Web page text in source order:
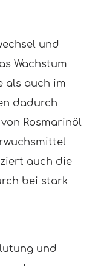
und
Wachstum
als auch im
dadurch
Rosmarinöl
auch die
bei stark
und